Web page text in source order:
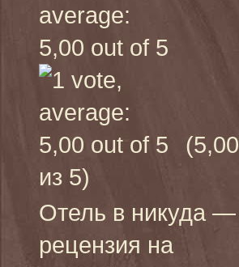
(5,00
из 5)
Отель в никуда —
рецензия на